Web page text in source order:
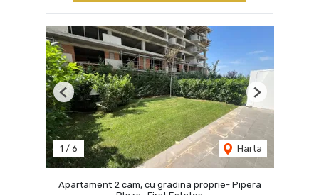
1 / 6 Harta
Previous Next
Apartament 2 cam, cu gradina proprie- Pipera